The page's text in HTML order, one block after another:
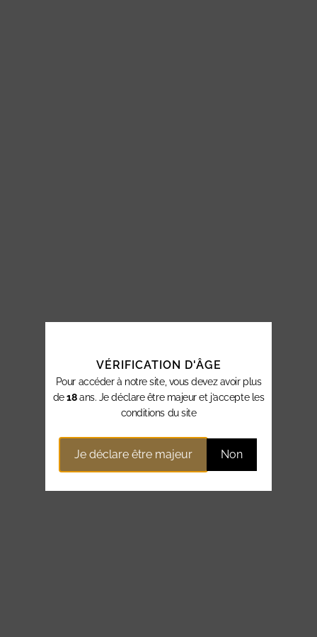
VÉRIFICATION D'ÂGE
Pour accéder à notre site, vous devez avoir plus
de18ans. Je déclare être majeur et j’accepte les
conditions du site
Je déclare être majeur Non